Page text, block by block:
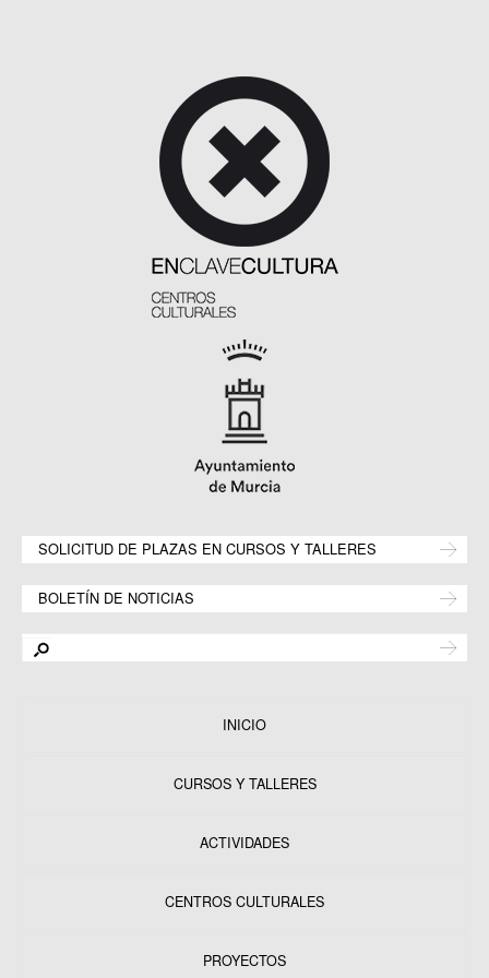
SOLICITUD DE PLAZAS EN CURSOS Y TALLERES
BOLETÍN DE NOTICIAS
INICIO
CURSOS Y TALLERES
ACTIVIDADES
CENTROS CULTURALES
PROYECTOS